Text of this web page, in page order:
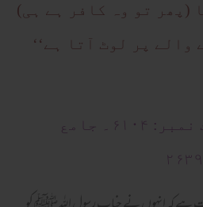
(پھر تو وہ کافر ہے ہی)
والے پر لوٹ آتا ہے‘‘
1 صحیح بخاری حدیث نمبر: ۶۱۰۴۔ جامع